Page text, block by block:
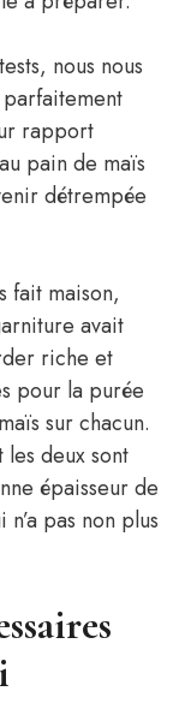
nous nous
rapport
pain de maïs
détrempée
fait maison,
avait
riche et
pour la purée
sur chacun.
les deux sont
épaisseur de
pas non plus